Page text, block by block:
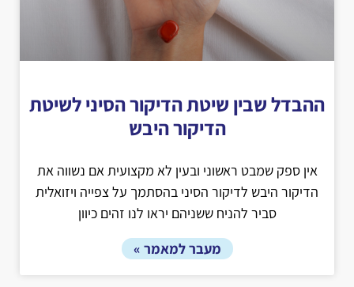
ההבדל שבין שיטת הדיקור הסיני לשיטת
הדיקור היבש
אין ספק שמבט ראשוני ובעין לא מקצועית אם נשווה את
הדיקור היבש לדיקור הסיני בהסתמך על צפייה ויזואלית
סביר להניח ששניהם יראו לנו זהים כיוון
מעבר למאמר »